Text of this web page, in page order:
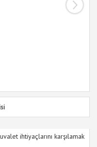
ihtiyaçlarını karşılamak